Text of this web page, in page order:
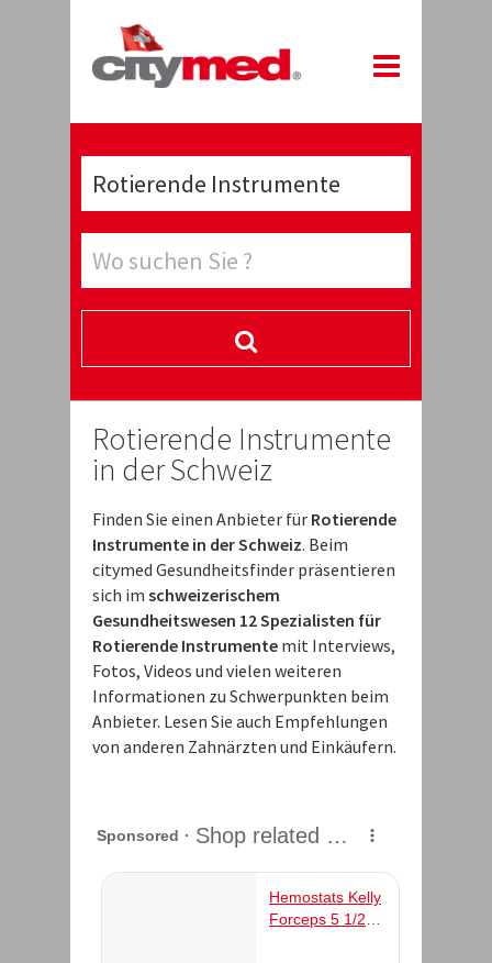
Rotierende Instrumente
in der Schweiz
Finden Sie einen Anbieter für Rotierende
Instrumente in der Schweiz. Beim
citymed Gesundheitsfinder präsentieren
sich im schweizerischem
Gesundheitswesen 12 Spezialisten für
Rotierende Instrumente mit Interviews,
Fotos, Videos und vielen weiteren
Informationen zu Schwerpunkten beim
Anbieter. Lesen Sie auch Empfehlungen
von anderen Zahnärzten und Einkäufern.